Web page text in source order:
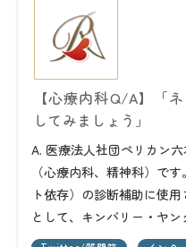
【心療内科Q/A】「
してみましょう」
A. 医療法人社団ペリカン
（心療内科、精神科）で
ト依存）の診断補助に使
として、キンバリー・ヤ